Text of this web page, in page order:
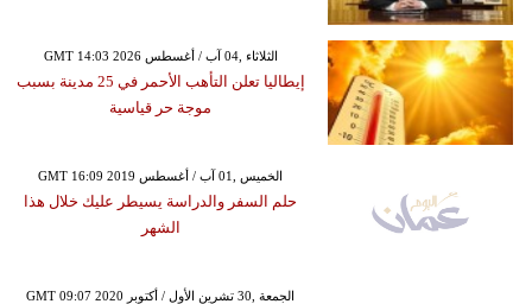
GMT 14:03 2026 الثلاثاء ,04 آب / أغسطس
إيطاليا تعلن التأهب الأحمر في 25 مدينة بسبب
موجة حر قياسية
GMT 16:09 2019 الخميس ,01 آب / أغسطس
حلم السفر والدراسة يسيطر عليك خلال هذا
الشهر
GMT 09:07 2020 الجمعة ,30 تشرين الأول / أكتوبر